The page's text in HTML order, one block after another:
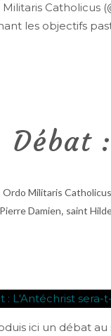
Catholicus
les objectifs
Débat
Ordo Militaris Catholicus
Damien, saint
ici un débat au